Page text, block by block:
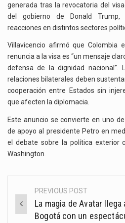
generada tras la revocatoria del
del gobierno de Donald Trump,
reacciones en distintos sectores
Villavicencio afirmó que Colombia
renuncia a la visa es “un mensaje
defensa de la dignidad nacional”.
relaciones bilaterales deben
cooperación entre Estados sin
que afecten la diplomacia.
Este anuncio se convierte en uno
de apoyo al presidente Petro en
el debate sobre la política exterior
Washington.
Post
navigation
PREVIOUS POST
La magia de Avatar
Bogotá con un